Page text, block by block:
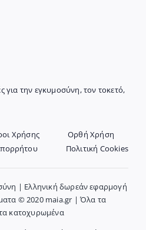
για την εγκυμοσύνη, τον τοκετό,
Χρήσης
Ορθή Χρήση
Πολιτική Cookies
| Ελληνική δωρεάν εφαρμογή
© 2020 maia.gr | Όλα τα
κατοχυρωμένα